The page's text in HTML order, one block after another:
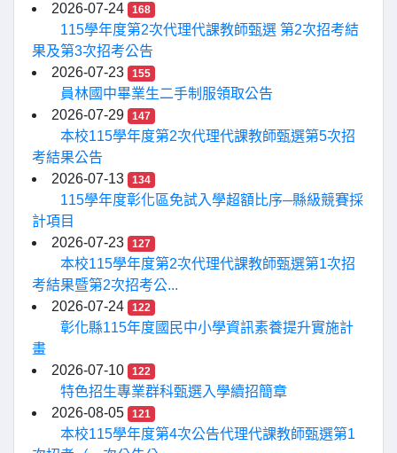
2026-07-24
168
115學年度第2次代理代課教師甄選 第2次招考結
果及第3次招考公告
2026-07-23
155
員林國中畢業生二手制服領取公告
2026-07-29
147
本校115學年度第2次代理代課教師甄選第5次招
考結果公告
2026-07-13
134
115學年度彰化區免試入學超額比序─縣級競賽採
計項目
2026-07-23
127
本校115學年度第2次代理代課教師甄選第1次招
考結果暨第2次招考公...
2026-07-24
122
彰化縣115年度國民中小學資訊素養提升實施計
畫
2026-07-10
122
特色招生專業群科甄選入學續招簡章
2026-08-05
121
本校115學年度第4次公告代理代課教師甄選第1